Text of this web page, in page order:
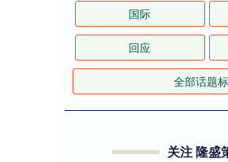
国际
回应
全部话题
关注 隆盛